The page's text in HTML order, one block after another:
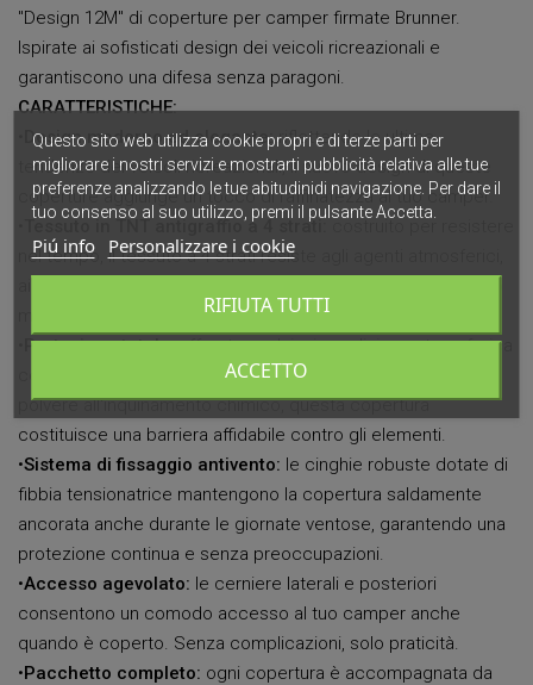
"Design 12M" di coperture per camper firmate Brunner.
Ispirate ai sofisticati design dei veicoli ricreazionali e
garantiscono una difesa senza paragoni.
CARATTERISTICHE:
Design moderno ed elegante:riflettendo le ultime
tendenze dei veicoli ricreazionali, il nuovo design di queste
coperture aggiunge un tocco di raffinatezza al tuo camper.
Tessuto in TNT antigraffio a 4 strati:
nel tempo, il tessuto a 4 strati resiste agli agenti atmosferici,
Protezione totale:affronta qualsiasi condizione atmosferica
con fiducia. Dalle giornate piovose al sole cocente, dalla
polvere all'inquinamento chimico, questa copertura
costituisce una barriera affidabile contro gli elementi.
•Sistema di fissaggio antivento: le cinghie robuste dotate di
fibbia tensionatrice mantengono la copertura saldamente
ancorata anche durante le giornate ventose, garantendo una
protezione continua e senza preoccupazioni.
•Accesso agevolato: le cerniere laterali e posteriori
consentono un comodo accesso al tuo camper anche
quando è coperto. Senza complicazioni, solo praticità.
•Pacchetto completo: ogni copertura è accompagnata da
Questo sito web utilizza cookie propri e di terze parti per
migliorare i nostri servizi e mostrarti pubblicità relativa alle tue
preferenze analizzando le tue abitudinidi navigazione. Per dare il
tuo consenso al suo utilizzo, premi il pulsante Accetta.
Piú info Personalizzare i cookie
RIFIUTA TUTTI
ACCETTO